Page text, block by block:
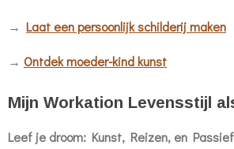
→ Laat een persoonlijk schilderij maken
→ Ontdek moeder-kind kunst
Mijn Workation Levensstijl
Leef je droom: Kunst, Reizen, en